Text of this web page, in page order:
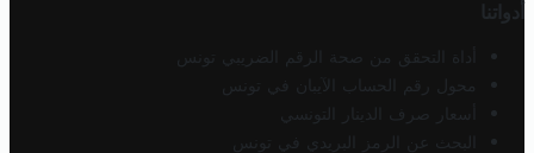
أدواتنا
أداة التحقق من صحة الرقم الضريبي تونس
محول رقم الحساب الآيبان في تونس
أسعار صرف الدينار التونسي
البحث عن الرمز البريدي في تونس